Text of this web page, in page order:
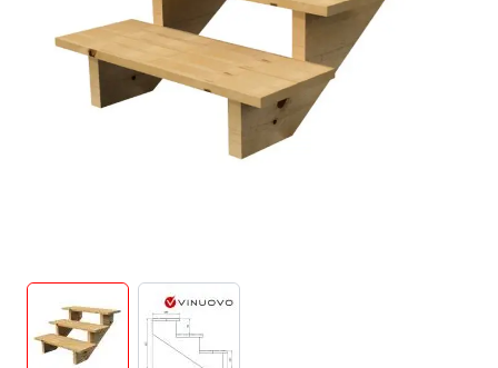
View larger imageView larger image